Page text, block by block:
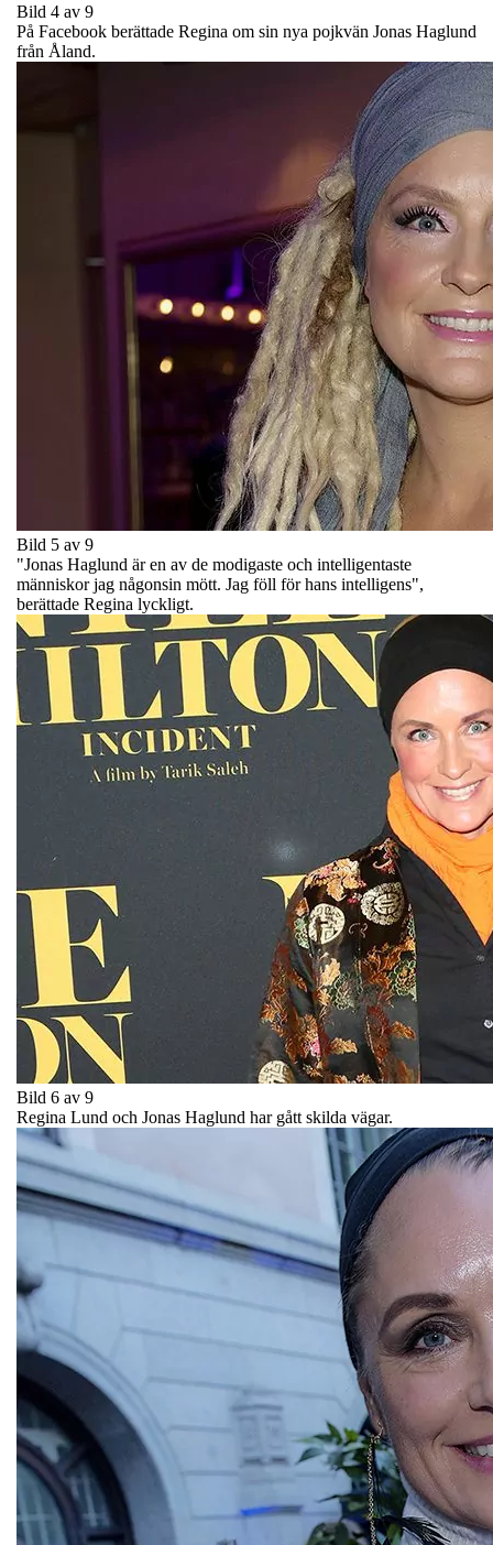
Bild 4 av 9
På Facebook berättade Regina om sin nya pojkvän Jonas Haglund
från Åland.
Bild 5 av 9
"Jonas Haglund är en av de modigaste och intelligentaste
människor jag någonsin mött. Jag föll för hans intelligens",
berättade Regina lyckligt.
Bild 6 av 9
Regina Lund och Jonas Haglund har gått skilda vägar.